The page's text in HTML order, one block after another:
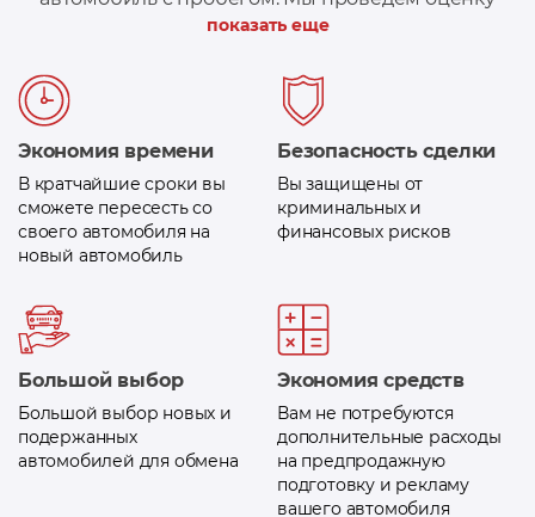
вашего автомобиля и при необходимости,
показать еще
Экономия времени
В кратчайшие сроки вы
сможете пересесть со
своего автомобиля на
новый автомобиль
Безопасность сделки
Вы защищены от
криминальных и
финансовых рисков
Большой выбор
Большой выбор новых и
подержанных
автомобилей для обмена
Экономия средств
Вам не потребуются
дополнительные расходы
на предпродажную
подготовку и рекламу
вашего автомобиля